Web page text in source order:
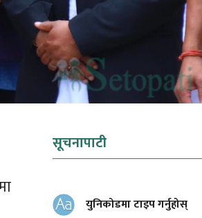
सूचनापाटी
युनिकोडमा टाइप गर्नुहोस्